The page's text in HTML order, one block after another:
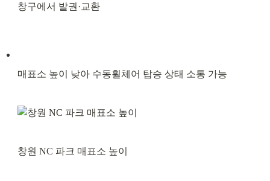
창구에서 발권·교환
매표소 높이 낮아 수동휠체어 탑승 상태 소통 가능
창원 NC 파크 매표소 높이